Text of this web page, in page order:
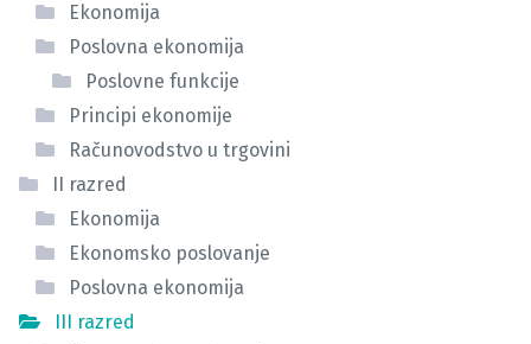
Ekonomija
Poslovna ekonomija
Poslovne funkcije
Principi ekonomije
Računovodstvo u trgovini
II razred
Ekonomija
Ekonomsko poslovanje
Poslovna ekonomija
III razred